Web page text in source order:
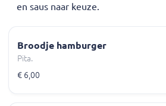
en saus naar keuze.
Broodje hamburger
Pita.
€ 6,00